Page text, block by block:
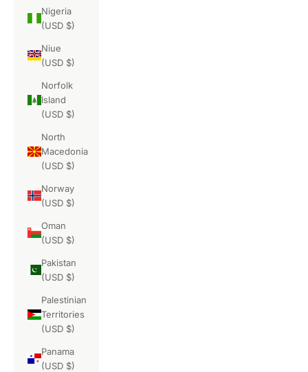
Nigeria
(USD $)
Niue
(USD $)
Norfolk
Island
(USD $)
North
Macedonia
(USD $)
Norway
(USD $)
Oman
(USD $)
Pakistan
(USD $)
Palestinian
Territories
(USD $)
Panama
(USD $)